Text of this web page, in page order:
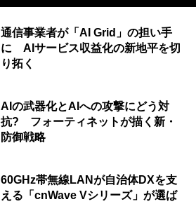
通信事業者が「AI Grid」の担い手
に AIサービス収益化の新地平を切
り拓く
AIの武器化とAIへの攻撃にどう対
抗? フォーティネットが描く新・
防御戦略
60GHz帯無線LANが自治体DXを支
える「cnWave Vシリーズ」が選ば